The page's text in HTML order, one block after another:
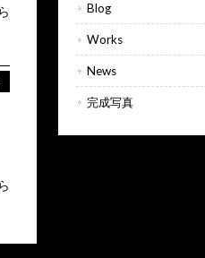
Blog
Works
News
完成写真